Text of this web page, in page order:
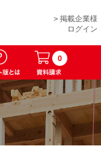
> 掲載企業様
ログイン
0